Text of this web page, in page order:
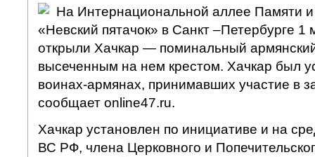
На Интернациональной аллее Памяти
«Невский пятачок» в Санкт –Петербурге
открыли Хачкар — поминальный
высеченным на нем крестом. Хачкар был
воинах-армянах, принимавших участие в
сообщает online47.ru.
Хачкар установлен по инициативе и на
ВС РФ, члена Церковного и